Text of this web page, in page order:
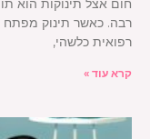
חום אצל תינוקות הוא
רבה. כאשר תינוק מפתח
רפואית כלשהי,
קרא עוד »